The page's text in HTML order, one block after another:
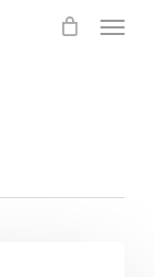
Menu